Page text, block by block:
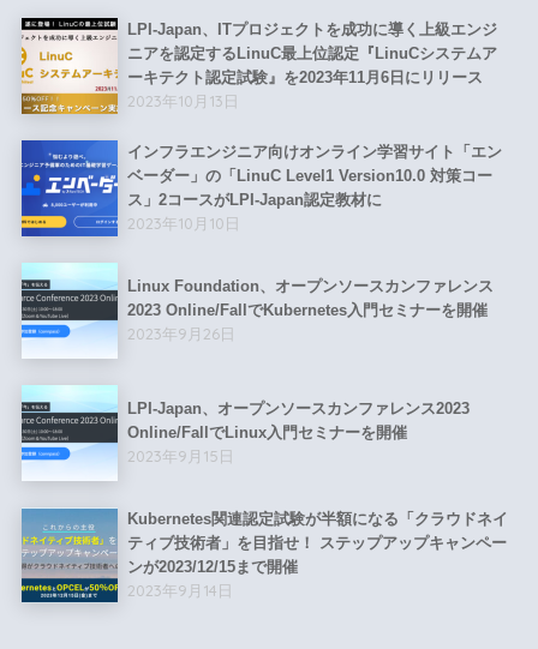
LPI-Japan、ITプロジェクトを成功に導く上級エンジ
ニアを認定するLinuC最上位認定『LinuCシステムア
ーキテクト認定試験』を2023年11月6日にリリース
2023年10月13日
インフラエンジニア向けオンライン学習サイト「エン
ベーダー」の「LinuC Level1 Version10.0 対策コー
ス」2コースがLPI-Japan認定教材に
2023年10月10日
Linux Foundation、オープンソースカンファレンス
2023 Online/FallでKubernetes入門セミナーを開催
2023年9月26日
LPI-Japan、オープンソースカンファレンス2023
Online/FallでLinux入門セミナーを開催
2023年9月15日
Kubernetes関連認定試験が半額になる「クラウドネイ
ティブ技術者」を目指せ！ ステップアップキャンペー
ンが2023/12/15まで開催
2023年9月14日